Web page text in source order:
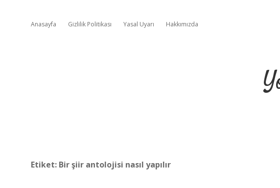
Anasayfa Gizlilik Politikası Yasal Uyarı Hakkımızda
Etiket: Bir şiir antolojisi nasıl yapılır